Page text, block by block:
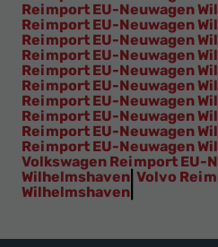
Reimport EU-Neuwagen
Reimport EU-Neuwagen
Reimport EU-Neuwagen
Reimport EU-Neuwagen
Reimport EU-Neuwagen
Reimport EU-Neuwagen
Reimport EU-Neuwagen
Reimport EU-Neuwagen
Reimport EU-Neuwagen
Reimport EU-Neuwagen
Volkswagen Reimport EU-
Wilhelmshaven Volvo
Wilhelmshaven